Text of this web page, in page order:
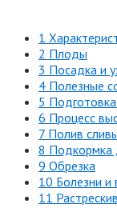
1
2 Плоды
3 Посадка и
4 Полезные
5
6 Процесс
7 Полив
8 Подкормка
9 Обрезка
10 Болезни и
11